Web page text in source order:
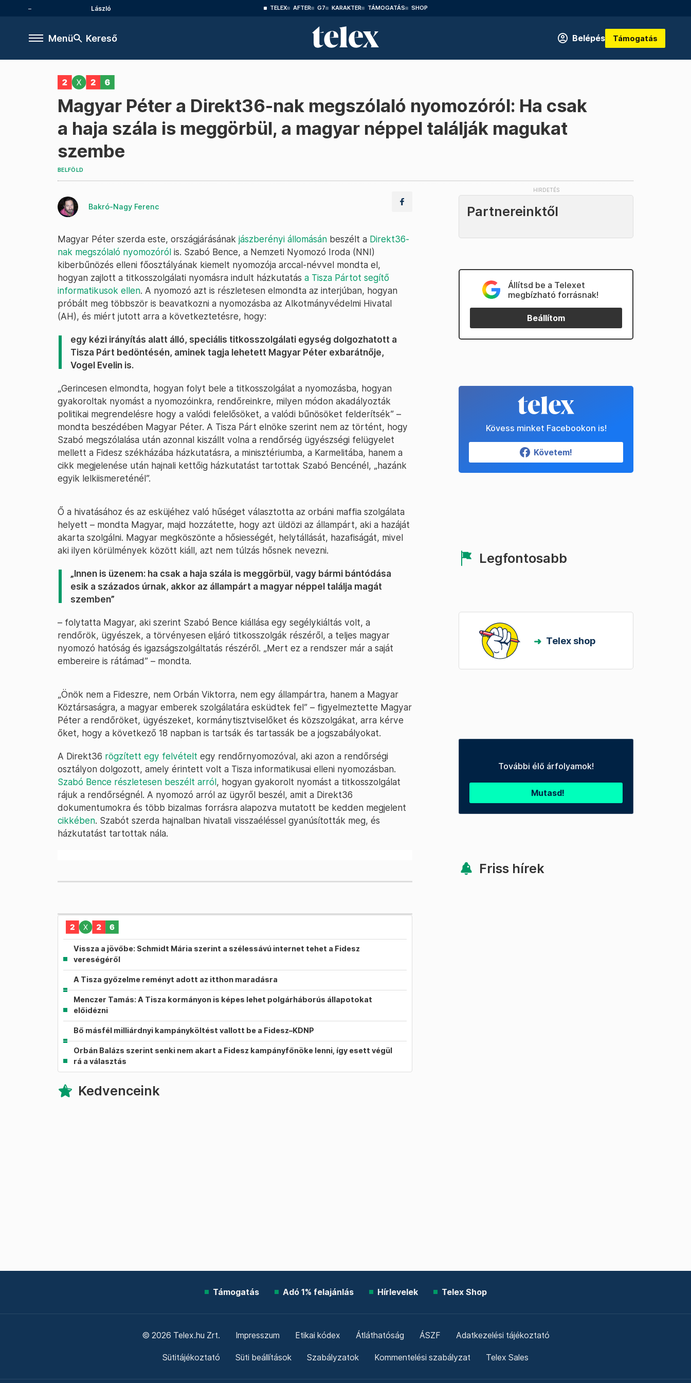
László TELEX AFTER G7 KARAKTER TÁMOGATÁS SHOP
Menü Kereső Belépés Támogatás
Magyar Péter a Direkt36-nak megszólaló nyomozóról: Ha csak
a haja szála is meggörbül, a magyar néppel találják magukat
szembe
BELFÖLD
Bakró-Nagy Ferenc
Magyar Péter szerda este, országjárásának jászberényi állomásán beszélt a Direkt36-
nak megszólaló nyomozóról is. Szabó Bence, a Nemzeti Nyomozó Iroda (NNI)
kiberbűnözés elleni főosztályának kiemelt nyomozója arccal-névvel mondta el,
hogyan zajlott a titkosszolgálati nyomásra indult házkutatás a Tisza Pártot segítő
informatikusok ellen. A nyomozó azt is részletesen elmondta az interjúban, hogyan
próbált meg többször is beavatkozni a nyomozásba az Alkotmányvédelmi Hivatal
(AH), és miért jutott arra a következtetésre, hogy:
egy kézi irányítás alatt álló, speciális titkosszolgálati egység dolgozhatott a
Tisza Párt bedöntésén, aminek tagja lehetett Magyar Péter exbarátnője,
Vogel Evelin is.
„Gerincesen elmondta, hogyan folyt bele a titkosszolgálat a nyomozásba, hogyan
gyakoroltak nyomást a nyomozóinkra, rendőreinkre, milyen módon akadályozták
politikai megrendelésre hogy a valódi felelősöket, a valódi bűnösöket felderítsék” –
mondta beszédében Magyar Péter. A Tisza Párt elnöke szerint nem az történt, hogy
Szabó megszólalása után azonnal kiszállt volna a rendőrség ügyészségi felügyelet
mellett a Fidesz székházába házkutatásra, a minisztériumba, a Karmelitába, hanem a
cikk megjelenése után hajnali kettőig házkutatást tartottak Szabó Bencénél, „hazánk
egyik lelkiismereténél”.
Ő a hivatásához és az esküjéhez való hűséget választotta az orbáni maffia szolgálata
helyett – mondta Magyar, majd hozzátette, hogy azt üldözi az állampárt, aki a hazáját
akarta szolgálni. Magyar megköszönte a hősiességét, helytállását, hazafiságát, mivel
aki ilyen körülmények között kiáll, azt nem túlzás hősnek nevezni.
„Innen is üzenem: ha csak a haja szála is meggörbül, vagy bármi bántódása
esik a százados úrnak, akkor az állampárt a magyar néppel találja magát
szemben”
– folytatta Magyar, aki szerint Szabó Bence kiállása egy segélykiáltás volt, a
rendőrök, ügyészek, a törvényesen eljáró titkosszolgák részéről, a teljes magyar
nyomozó hatóság és igazságszolgáltatás részéről. „Mert ez a rendszer már a saját
embereire is rátámad” – mondta.
„Önök nem a Fideszre, nem Orbán Viktorra, nem egy állampártra, hanem a Magyar
Köztársaságra, a magyar emberek szolgálatára esküdtek fel” – figyelmeztette Magyar
Péter a rendőröket, ügyészeket, kormánytisztviselőket és közszolgákat, arra kérve
őket, hogy a következő 18 napban is tartsák és tartassák be a jogszabályokat.
A Direkt36 rögzített egy felvételt egy rendőrnyomozóval, aki azon a rendőrségi
osztályon dolgozott, amely érintett volt a Tisza informatikusai elleni nyomozásban.
Szabó Bence részletesen beszélt arról, hogyan gyakorolt nyomást a titkosszolgálat
rájuk a rendőrségnél. A nyomozó arról az ügyről beszél, amit a Direkt36
dokumentumokra és több bizalmas forrásra alapozva mutatott be kedden megjelent
cikkében. Szabót szerda hajnalban hivatali visszaéléssel gyanúsították meg, és
házkutatást tartottak nála.
Vissza a jövőbe: Schmidt Mária szerint a szélessávú internet tehet a Fidesz
vereségéről
A Tisza győzelme reményt adott az itthon maradásra
Menczer Tamás: A Tisza kormányon is képes lehet polgárháborús állapotokat
előidézni
Bő másfél milliárdnyi kampányköltést vallott be a Fidesz–KDNP
Orbán Balázs szerint senki nem akart a Fidesz kampányfőnöke lenni, így esett végül
rá a választás
Kedvenceink
Partnereinktől
Állítsd be a Telexet
megbízható forrásnak!
Beállítom
Kövess minket Facebookon is!
Követem!
Legfontosabb
Telex shop
További élő árfolyamok!
Mutasd!
Friss hírek
Támogatás Adó 1% felajánlás Hírlevelek Telex Shop
© 2026 Telex.hu Zrt. Impresszum Etikai kódex Átláthatóság ÁSZF Adatkezelési tájékoztató
Sütitájékoztató Süti beállítások Szabályzatok Kommentelési szabályzat Telex Sales